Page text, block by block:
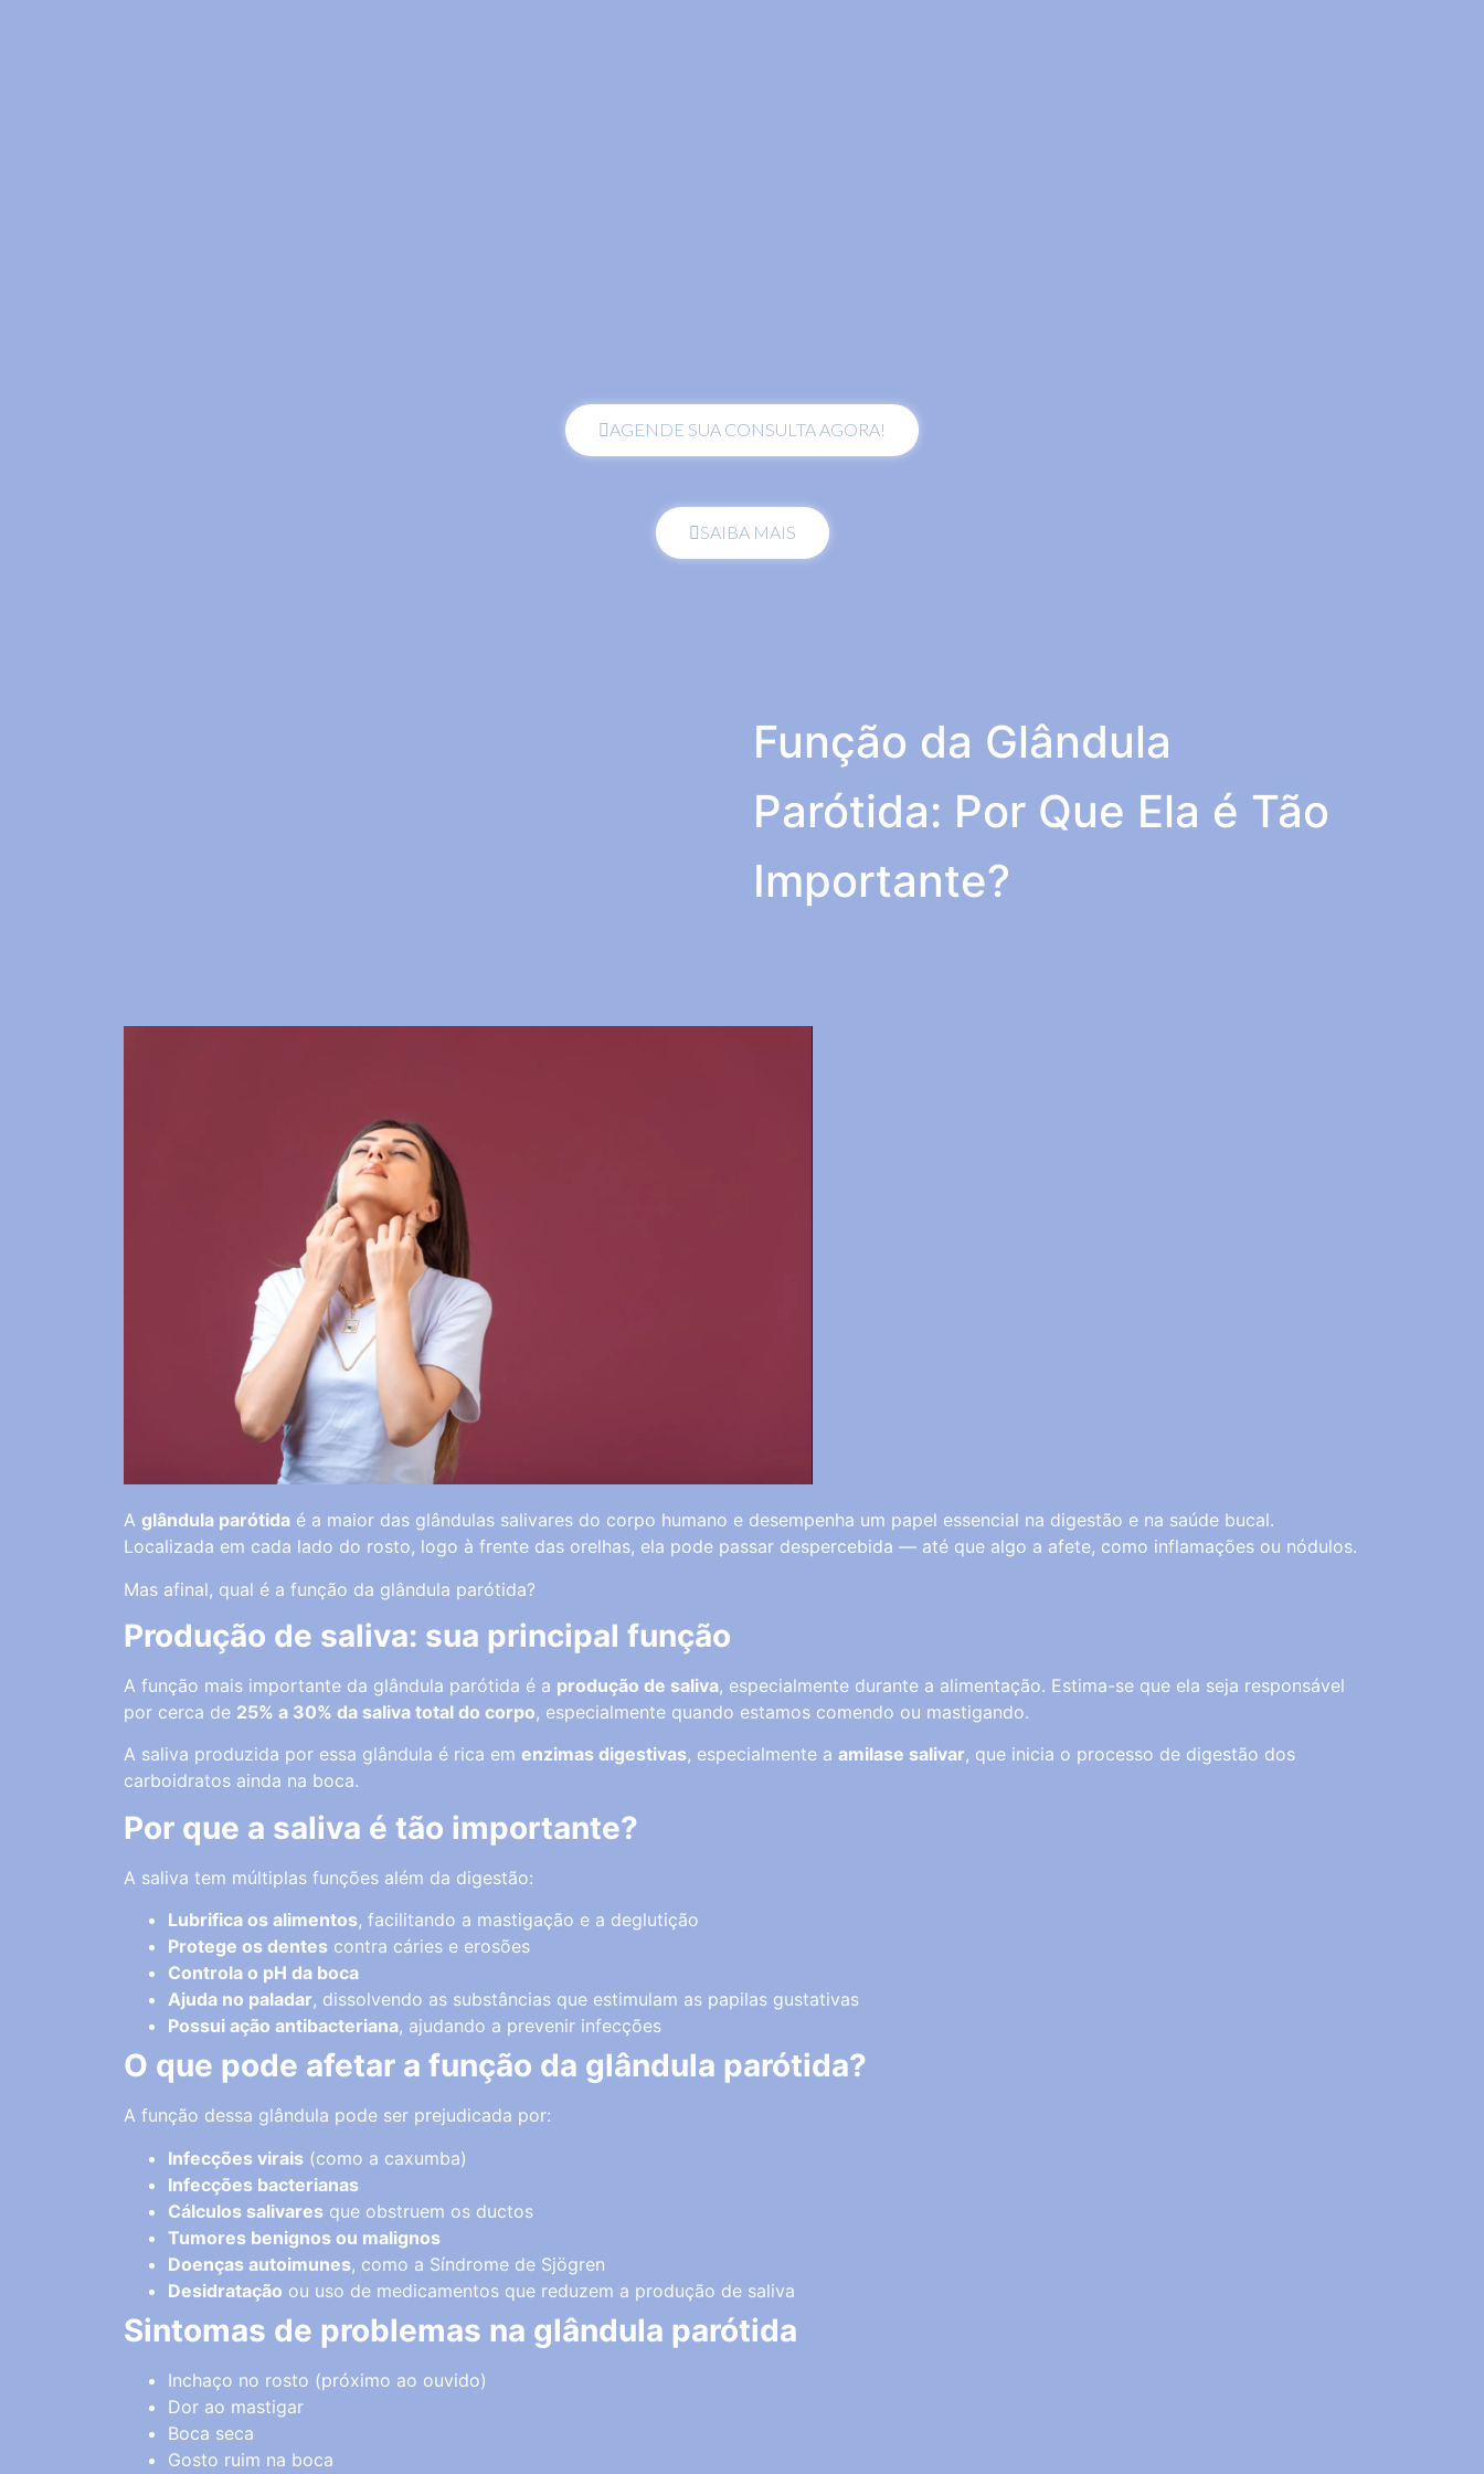
AGENDE SUA CONSULTA AGORA!
SAIBA MAIS
Função da Glândula
Parótida: Por Que Ela é Tão
Importante?
A glândula parótida é a maior das glândulas salivares do corpo humano e desempenha um papel essencial na digestão e na saúde bucal.
Localizada em cada lado do rosto, logo à frente das orelhas, ela pode passar despercebida — até que algo a afete, como inflamações ou nódulos.
Mas afinal, qual é a função da glândula parótida?
Produção de saliva: sua principal função
A função mais importante da glândula parótida é a produção de saliva, especialmente durante a alimentação. Estima-se que ela seja responsável
por cerca de 25% a 30% da saliva total do corpo, especialmente quando estamos comendo ou mastigando.
A saliva produzida por essa glândula é rica em enzimas digestivas, especialmente a amilase salivar, que inicia o processo de digestão dos
carboidratos ainda na boca.
Por que a saliva é tão importante?
A saliva tem múltiplas funções além da digestão:
Lubrifica os alimentos, facilitando a mastigação e a deglutição
Protege os dentes contra cáries e erosões
Controla o pH da boca
Ajuda no paladar, dissolvendo as substâncias que estimulam as papilas gustativas
Possui ação antibacteriana, ajudando a prevenir infecções
O que pode afetar a função da glândula parótida?
A função dessa glândula pode ser prejudicada por:
Infecções virais (como a caxumba)
Infecções bacterianas
Cálculos salivares que obstruem os ductos
Tumores benignos ou malignos
Doenças autoimunes, como a Síndrome de Sjögren
Desidratação ou uso de medicamentos que reduzem a produção de saliva
Sintomas de problemas na glândula parótida
Inchaço no rosto (próximo ao ouvido)
Dor ao mastigar
Boca seca
Gosto ruim na boca